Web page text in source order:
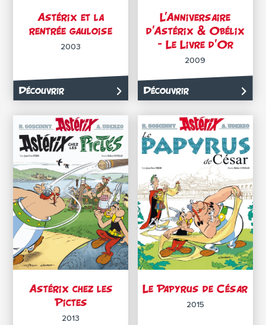
Astérix et la
rentrée gauloise
2003
Découvrir
L’Anniversaire
d’Astérix & Obélix
– Le Livre d’Or
2009
Découvrir
Astérix chez les
Pictes
2013
Le Papyrus de César
2015